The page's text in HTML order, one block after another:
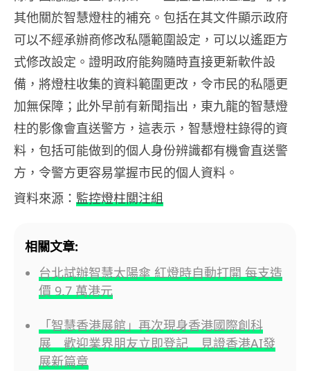
其他關於智慧燈柱的補充。包括在其文件顯示政府
可以不經承辦商修改私隱範圍設定，可以以遙距方
式修改設定。證明政府能夠隨時直接更新軟件設
備，將燈柱收集的資料範圍更改，令市民的私隱更
加無保障；此外早前有新聞指出，東九龍的智慧燈
柱的影像會直送警方，這表示，智慧燈柱錄得的資
料，包括可能做到的個人身份辨識都有機會直送警
方，令警方更容易掌握市民的個人資料。
資料來源： 監控燈柱關注組
相關文章:
台北試辦智慧太陽傘 紅燈時自動打開 每支造
價 9.7 萬港元
「智慧香港展館」再次現身香港國際創科
展 歡迎業界朋友立即登記 見證香港AI發
展新篇章